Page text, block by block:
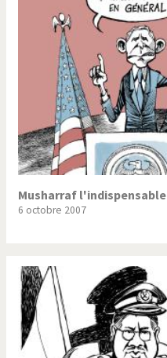
Musharraf l'indispensable
6 octobre 2007